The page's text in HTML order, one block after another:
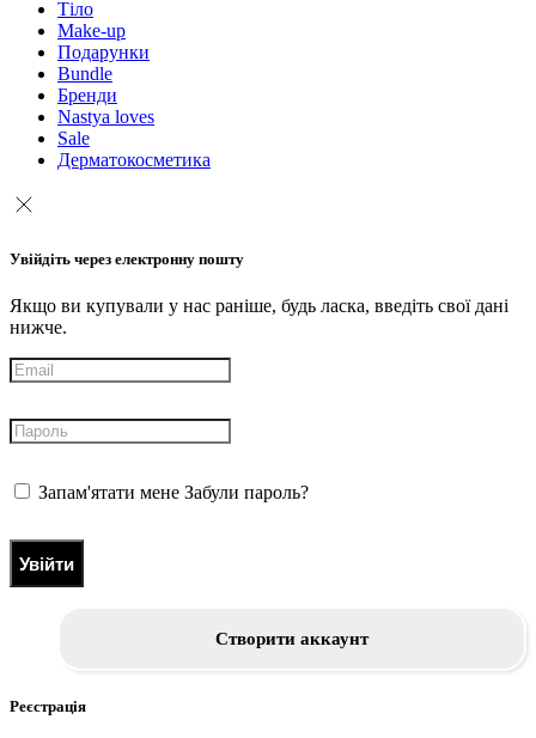
Тіло
Make-up
Подарунки
Bundle
Бренди
Nastya loves
Sale
Дерматокосметика
Увійдіть через електронну пошту
Якщо ви купували у нас раніше, будь ласка, введіть свої дані
нижче.
Запам'ятати мене Забули пароль?
Увійти
Створити аккаунт
Реєстрація